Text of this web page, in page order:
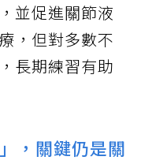
並促進關節液
，但對多數不
長期練習有助
，關鍵仍是關